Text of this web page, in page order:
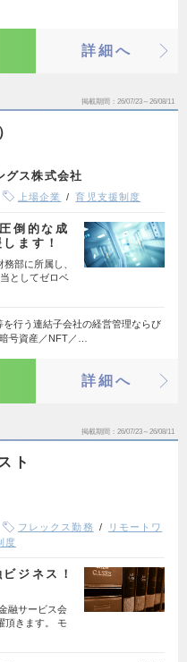
詳細へ
掲載期間 26/07/23～26/08/11
グス株式会社
上場企業 育児支援制度
倒的な成
ます！
部に所属し、
としてゼロベ
を行う連結子会社の経営管理ならび
号資産／NFT／…
詳細へ
掲載期間 26/07/23～26/08/11
ト
フレックス勤務
リモートワ
度
ジネス！
融サービス会
頂きます。 モ